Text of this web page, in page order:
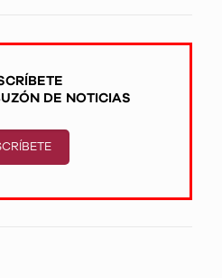
DE NOTICIAS